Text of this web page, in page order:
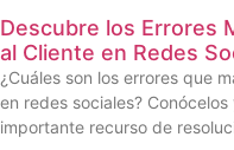
Descubre los Errores
al Cliente en Redes
¿Cuáles son los errores que
en redes sociales?
importante recurso de